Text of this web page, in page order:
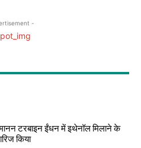
-
टरबाइन ईंधन में इथेनॉल मिलाने के
किया